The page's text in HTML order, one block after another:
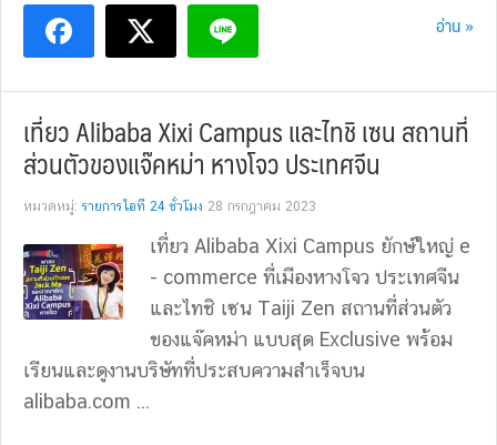
อ่าน »
เที่ยว Alibaba Xixi Campus และไทชิ เซน สถานที่
ส่วนตัวของแจ๊คหม่า หางโจว ประเทศจีน
หมวดหมู่: รายการไอที 24 ชั่วโมง 28 กรกฎาคม 2023
เที่ยว Alibaba Xixi Campus ยักษ์ใหญ่ e
- commerce ที่เมืองหางโจว ประเทศจีน
และไทชิ เซน Taiji Zen สถานที่ส่วนตัว
ของแจ๊คหม่า แบบสุด Exclusive พร้อม
เรียนและดูงานบริษัทที่ประสบความสำเร็จบน
alibaba.com ...